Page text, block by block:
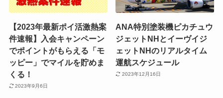
【2023年最新ポイ活激熱案
件速報】入会キャンペーン
でポイントがもらえる「モ
ッピー」でマイルを貯めま
くる！
2023年9月6日
ANA特別塗装機ピカチュウ
ジェットNHとイーヴイジ
ェットNHのリアルタイム
運航スケジュール
2023年12月16日